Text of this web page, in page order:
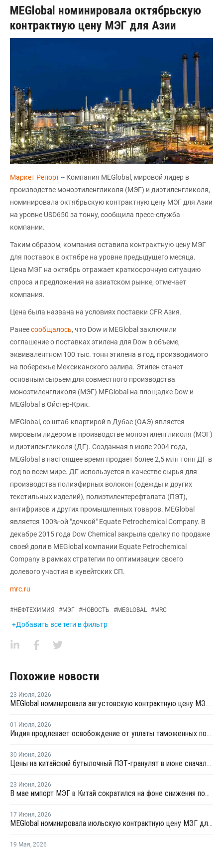
MEGlobal номинировала октябрьскую
контрактную цену МЭГ для Азии
Маркет Репорт-- Компания MEGlobal, мировой лидер в
производстве моноэтиленгликоля (МЭГ) и диэтиленгликоля,
номинировала октябрьскую контрактную цену МЭГ для Азии
на уровне USD650 за тонну, сообщила пресс-служба
компании.
Таким образом, компания оставила контрактную цену МЭГ
для поставок в октябре на уровне предыдущего месяца.
Цена МЭГ на октябрь отражает краткосрочную ситуацию
спроса и предложения на азиатском рынке, отмечает
компания.
Цена была названа на условиях поставки CFR Азия.
Ранеесообщалось, что Dow и MEGlobal заключили
соглашение о поставках этилена для Dow в объеме,
эквивалентном 100 тыс. тонн этилена в год, производимого
на побережье Мексиканского залива. Этилен станет
основным сырьем для совместного производства
моноэтиленгликоля (МЭГ) MEGlobal на площадке Dow и
MEGlobal в Ойстер-Крик.
MEGlobal, со штаб-квартирой в Дубае (ОАЭ) является
мировым лидером в производстве моноэтиленгликоля (МЭГ)
и диэтиленгликоля (ДГ). Созданная в июле 2004 года,
MEGlobal в настоящее время продает более 2,5 млн тонн ДГ в
год во всем мире. ДГ используется в качестве сырья для
производства полиэфирных волокон (одежды и других
текстильных изделий), полиэтилентерефталата (ПЭТ),
антифризов и других промышленных товаров. MEGlobal
является 100%-ой "дочкой" Equate Petrochemical Company. В
декабре 2015 года Dow Chemical закрыла сделку по продаже
своей доли в MEGlobal компании Equate Petrochemical
Company в рамках стратегии по оптимизации своего
долевого участия в кувейтских СП.
mrc.ru
#НЕФТЕХИМИЯ #МЭГ #НОВОСТЬ #MEGLOBAL #MRC
+Добавить все теги в фильтр
Похожие новости
23 Июля, 2026
MEGlobal номинировала августовскую контрактную цену МЭГ для Азии
01 Июля, 2026
Индия продлевает освобождение от уплаты таможенных пошлин на импорт нефтехимии на фоне конфликта на Ближнем Востоке
30 Июня, 2026
Цены на китайский бутылочный ПЭТ-гранулят в июне сначала выросли, а затем резко снизились
23 Июня, 2026
В мае импорт МЭГ в Китай сократился на фоне снижения поставок из Саудовской Аравии
17 Июня, 2026
MEGlobal номинировала июльскую контрактную цену МЭГ для Азии
19 Мая, 2026